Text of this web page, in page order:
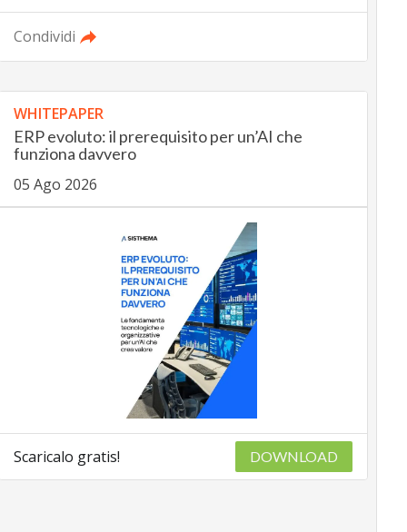
Condividi
WHITEPAPER
ERP evoluto: il prerequisito per un’AI che
funziona davvero
05 Ago 2026
Scaricalo gratis! DOWNLOAD